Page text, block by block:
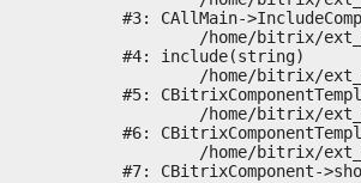
#3: CAllMain-
#4: include(string)
#5:
#6:
#7: CBitrixComponent-